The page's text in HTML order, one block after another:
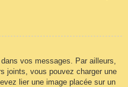
vos messages. Par ailleurs,
joints, vous pouvez charger une
lier une image placée sur un